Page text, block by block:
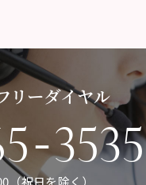
リーダイヤル
-3535
（祝日を除く）